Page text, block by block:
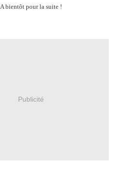
A bientôt pour la suite !
Publicité